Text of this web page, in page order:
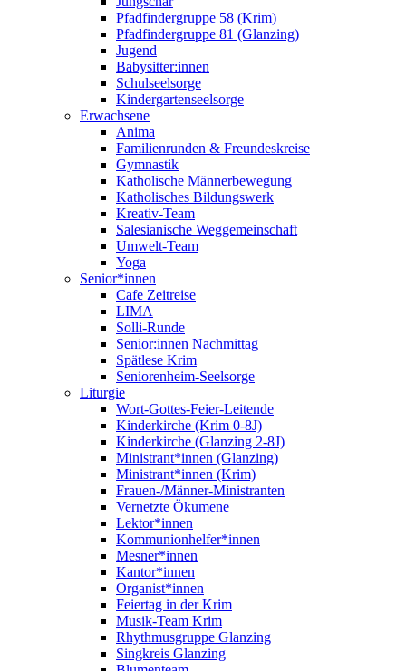
Pfadfindergruppe 58 (Krim)
Pfadfindergruppe 81 (Glanzing)
Jugend
Babysitter:innen
Schulseelsorge
Kindergartenseelsorge
Erwachsene
Anima
Familienrunden & Freundeskreise
Gymnastik
Katholische Männerbewegung
Katholisches Bildungswerk
Kreativ-Team
Salesianische Weggemeinschaft
Umwelt-Team
Yoga
Senior*innen
Cafe Zeitreise
LIMA
Solli-Runde
Senior:innen Nachmittag
Spätlese Krim
Seniorenheim-Seelsorge
Liturgie
Wort-Gottes-Feier-Leitende
Kinderkirche (Krim 0-8J)
Kinderkirche (Glanzing 2-8J)
Ministrant*innen (Glanzing)
Ministrant*innen (Krim)
Frauen-/Männer-Ministranten
Vernetzte Ökumene
Lektor*innen
Kommunionhelfer*innen
Mesner*innen
Kantor*innen
Organist*innen
Feiertag in der Krim
Musik-Team Krim
Rhythmusgruppe Glanzing
Singkreis Glanzing